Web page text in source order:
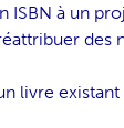
à un
des
livre